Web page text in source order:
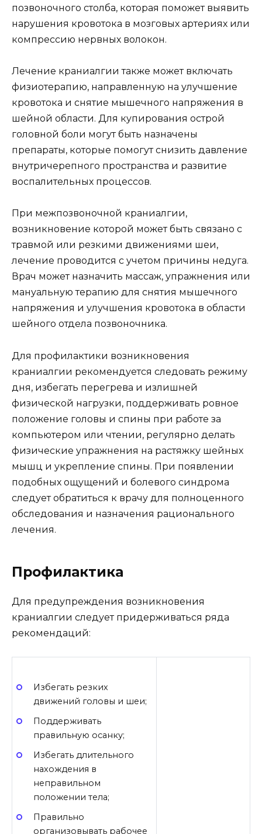
позвоночного столба, которая поможет выявить
нарушения кровотока в мозговых артериях или
компрессию нервных волокон.
Лечение краниалгии также может включать
физиотерапию, направленную на улучшение
кровотока и снятие мышечного напряжения в
шейной области. Для купирования острой
головной боли могут быть назначены
препараты, которые помогут снизить давление
внутричерепного пространства и развитие
воспалительных процессов.
При межпозвоночной краниалгии,
возникновение которой может быть связано с
травмой или резкими движениями шеи,
лечение проводится с учетом причины недуга.
Врач может назначить массаж, упражнения или
мануальную терапию для снятия мышечного
напряжения и улучшения кровотока в области
шейного отдела позвоночника.
Для профилактики возникновения
краниалгии рекомендуется следовать режиму
дня, избегать перегрева и излишней
физической нагрузки, поддерживать ровное
положение головы и спины при работе за
компьютером или чтении, регулярно делать
физические упражнения на растяжку шейных
мышц и укрепление спины. При появлении
подобных ощущений и болевого синдрома
следует обратиться к врачу для полноценного
обследования и назначения рационального
лечения.
Профилактика
Для предупреждения возникновения
краниалгии следует придерживаться ряда
рекомендаций:
Избегать резких
движений головы и шеи;
Поддерживать
правильную осанку;
Избегать длительного
нахождения в
неправильном
положении тела;
Правильно
организовывать рабочее